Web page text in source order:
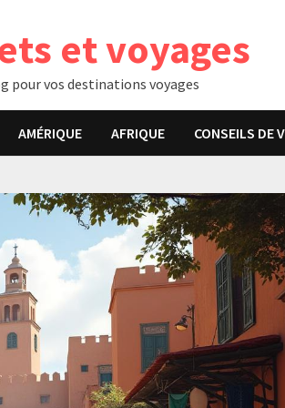
et voyages
pour vos destinations voyages
AMÉRIQUE AFRIQUE CONSEILS DE